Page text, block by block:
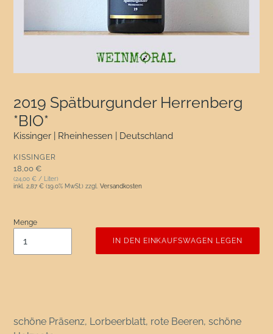
2019 Spätburgunder Herrenberg
*BIO*
Kissinger | Rheinhessen | Deutschland
VERKÄUFER
KISSINGER
Normaler Preis
18,00 €
(24,00 € / Liter)
inkl. 2,87 € (19.0% MwSt.) zzgl. Versandkosten
Menge
IN DEN EINKAUFSWAGEN LEGEN
schöne Präsenz, Lorbeerblatt, rote Beeren, schöne